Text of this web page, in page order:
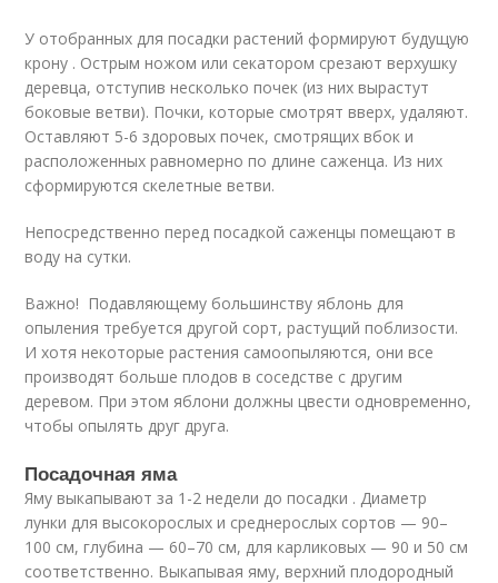
У отобранных для посадки растений формируют будущую
крону . Острым ножом или секатором срезают верхушку
деревца, отступив несколько почек (из них вырастут
боковые ветви). Почки, которые смотрят вверх, удаляют.
Оставляют 5-6 здоровых почек, смотрящих вбок и
расположенных равномерно по длине саженца. Из них
сформируются скелетные ветви.
Непосредственно перед посадкой саженцы помещают в
воду на сутки.
Важно! Подавляющему большинству яблонь для
опыления требуется другой сорт, растущий поблизости.
И хотя некоторые растения самоопыляются, они все
производят больше плодов в соседстве с другим
деревом. При этом яблони должны цвести одновременно,
чтобы опылять друг друга.
Посадочная яма
Яму выкапывают за 1-2 недели до посадки . Диаметр
лунки для высокорослых и среднерослых сортов — 90–
100 см, глубина — 60–70 см, для карликовых — 90 и 50 см
соответственно. Выкапывая яму, верхний плодородный